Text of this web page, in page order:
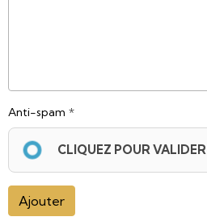
Anti-spam
CLIQUEZ POUR VALIDER
Ajouter